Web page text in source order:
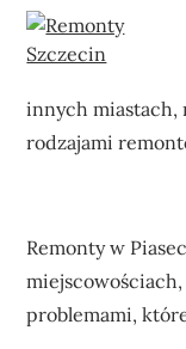
innych miastach,
rodzajami
Remonty w
problemami,